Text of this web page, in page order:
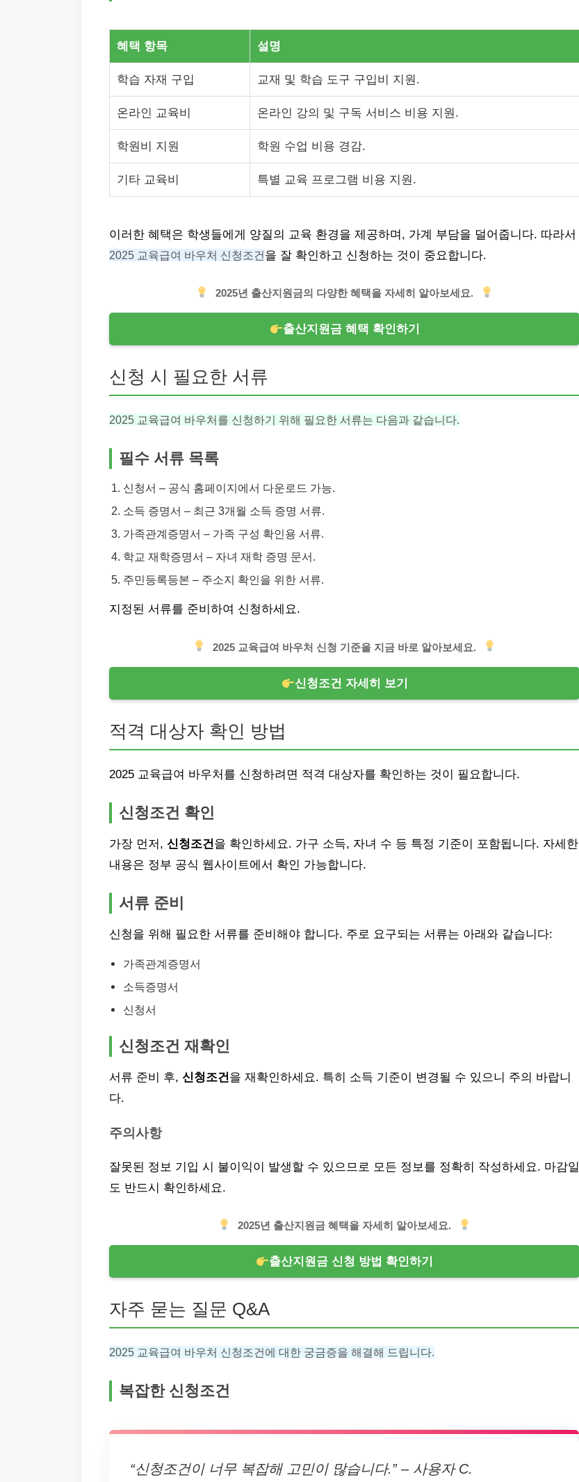
혜택 항목 설명
학습 자재 구입 교재 및 학습 도구 구입비 지원.
온라인 교육비 온라인 강의 및 구독 서비스 비용 지원.
학원비 지원 학원 수업 비용 경감.
기타 교육비 특별 교육 프로그램 비용 지원.
이러한 혜택은 학생들에게 양질의 교육 환경을 제공하며, 가계 부담을 덜어줍니다. 따라서
2025 교육급여 바우처 신청조건을 잘 확인하고 신청하는 것이 중요합니다.
2025년 출산지원금의 다양한 혜택을 자세히 알아보세요.
출산지원금 혜택 확인하기
신청 시 필요한 서류
2025 교육급여 바우처를 신청하기 위해 필요한 서류는 다음과 같습니다.
필수 서류 목록
신청서 – 공식 홈페이지에서 다운로드 가능.
소득 증명서 – 최근 3개월 소득 증명 서류.
가족관계증명서 – 가족 구성 확인용 서류.
학교 재학증명서 – 자녀 재학 증명 문서.
주민등록등본 – 주소지 확인을 위한 서류.
지정된 서류를 준비하여 신청하세요.
2025 교육급여 바우처 신청 기준을 지금 바로 알아보세요.
신청조건 자세히 보기
적격 대상자 확인 방법
2025 교육급여 바우처를 신청하려면 적격 대상자를 확인하는 것이 필요합니다.
신청조건 확인
가장 먼저, 신청조건을 확인하세요. 가구 소득, 자녀 수 등 특정 기준이 포함됩니다. 자세한
내용은 정부 공식 웹사이트에서 확인 가능합니다.
서류 준비
신청을 위해 필요한 서류를 준비해야 합니다. 주로 요구되는 서류는 아래와 같습니다:
가족관계증명서
소득증명서
신청서
신청조건 재확인
서류 준비 후, 신청조건을 재확인하세요. 특히 소득 기준이 변경될 수 있으니 주의 바랍니
다.
주의사항
잘못된 정보 기입 시 불이익이 발생할 수 있으므로 모든 정보를 정확히 작성하세요. 마감일
도 반드시 확인하세요.
2025년 출산지원금 혜택을 자세히 알아보세요.
출산지원금 신청 방법 확인하기
자주 묻는 질문 Q&A
2025 교육급여 바우처 신청조건에 대한 궁금증을 해결해 드립니다.
복잡한 신청조건
“신청조건이 너무 복잡해 고민이 많습니다.” – 사용자 C.